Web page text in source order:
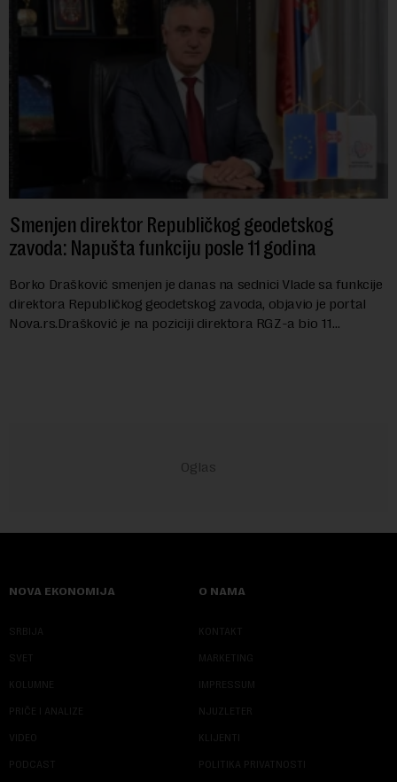
Smenjen direktor Republičkog geodetskog
zavoda: Napušta funkciju posle 11 godina
Borko Drašković smenjen je danas na sednici Vlade sa funkcije
direktora Republičkog geodetskog zavoda, objavio je portal
Nova.rs.Drašković je na poziciji direktora RGZ-a bio 11
NOVA EKONOMIJA
SRBIJA
SVET
KOLUMNE
PRIČE I ANALIZE
VIDEO
PODCAST
O NAMA
KONTAKT
MARKETING
IMPRESSUM
NJUZLETER
KLIJENTI
POLITIKA PRIVATNOSTI